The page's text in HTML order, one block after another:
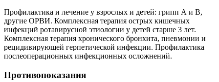
Профилактика и лечение у взрослых и детей: грипп А и В,
другие ОРВИ. Комплексная терапия острых кишечных
инфекций ротавирусной этиологии у детей старше 3 лет.
Комплексная терапия хронического бронхита, пневмонии и
рецидивирующей герпетической инфекции. Профилактика
послеоперационных инфекционных осложнений.
Противопоказания